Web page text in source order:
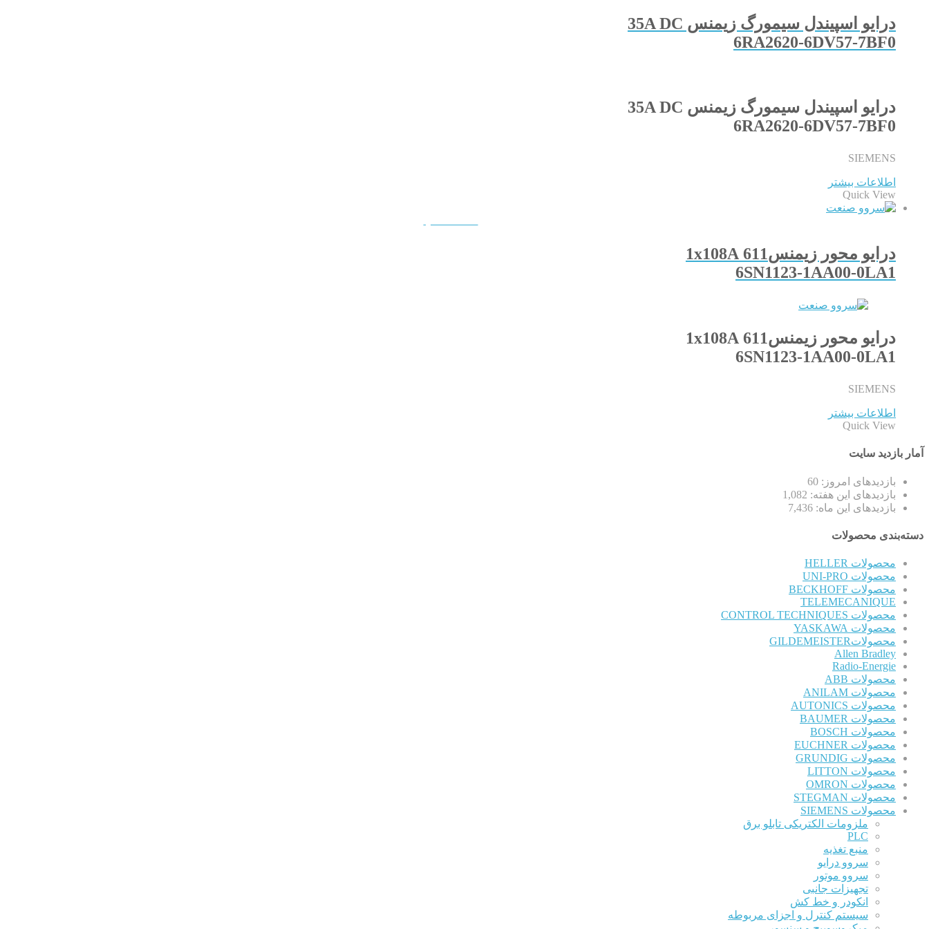
درایو اسپیندل سیمورگ زیمنس 35A DC
6RA2620-6DV57-7BF0
درایو اسپیندل سیمورگ زیمنس 35A DC
6RA2620-6DV57-7BF0
SIEMENS
اطلاعات بیشتر
Quick View
درایو محور زیمنس611 1x108A
6SN1123-1AA00-0LA1
درایو محور زیمنس611 1x108A
6SN1123-1AA00-0LA1
SIEMENS
اطلاعات بیشتر
Quick View
آمار بازدید سایت
بازدیدهای امروز: 60
بازدیدهای این هفته: 1,082
بازدیدهای این ماه: 7,436
دسته‌بندی محصولات
محصولات HELLER
محصولات UNI-PRO
محصولات BECKHOFF
TELEMECANIQUE
محصولات CONTROL TECHNIQUES
محصولات YASKAWA
محصولاتGILDEMEISTER
Allen Bradley
Radio-Energie
محصولات ABB
محصولات ANILAM
محصولات AUTONICS
محصولات BAUMER
محصولات BOSCH
محصولات EUCHNER
محصولات GRUNDIG
محصولات LITTON
محصولات OMRON
محصولات STEGMAN
محصولات SIEMENS
ملزومات الکتریکی تابلو برق
PLC
منبع تغذیه
سروو درایو
سروو موتور
تجهیزات جانبی
انکودر و خط کش
سیستم کنترل و اجزای مربوطه